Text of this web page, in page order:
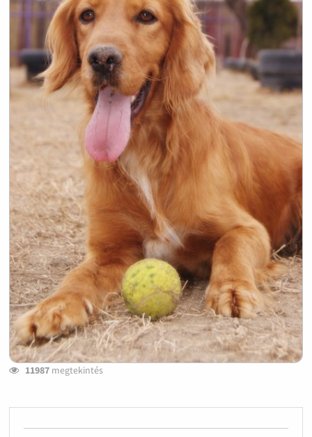
11987megtekintés